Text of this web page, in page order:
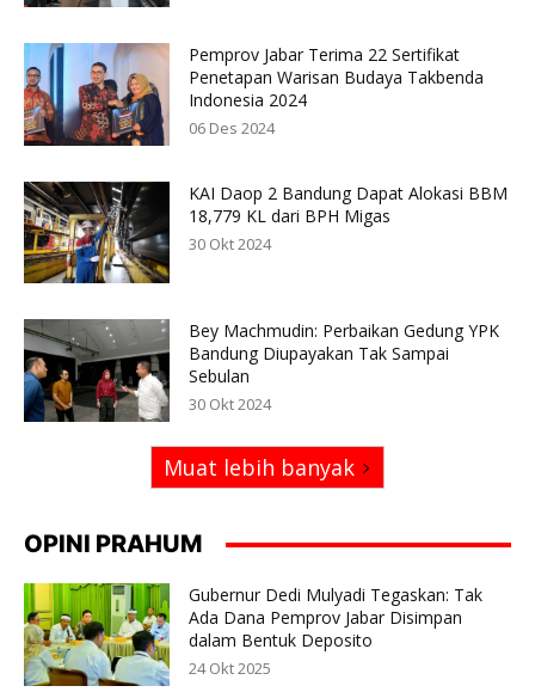
Pemprov Jabar Terima 22 Sertifikat
Penetapan Warisan Budaya Takbenda
Indonesia 2024
06 Des 2024
KAI Daop 2 Bandung Dapat Alokasi BBM
18,779 KL dari BPH Migas
30 Okt 2024
Bey Machmudin: Perbaikan Gedung YPK
Bandung Diupayakan Tak Sampai
Sebulan
30 Okt 2024
Muat lebih banyak
OPINI PRAHUM
Gubernur Dedi Mulyadi Tegaskan: Tak
Ada Dana Pemprov Jabar Disimpan
dalam Bentuk Deposito
24 Okt 2025